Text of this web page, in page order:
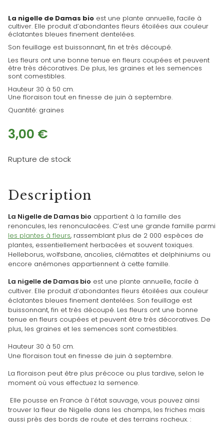
La nigelle de Damas bio est une plante annuelle, facile à
cultiver. Elle produit d’abondantes fleurs étoilées aux couleur
éclatantes bleues finement dentelées.
Son feuillage est buissonnant, fin et très découpé.
Les fleurs ont une bonne tenue en fleurs coupées et peuvent
être très décoratives. De plus, les graines et les semences
sont comestibles.
Hauteur 30 à 50 cm.
Une floraison tout en finesse de juin à septembre.
Quantité: graines
3,00 €
Rupture de stock
Description
La Nigelle de Damas bio appartient à la famille des
renoncules, les renonculacées. C’est une grande famille parmi
les plantes à fleurs, rassemblant plus de 2 000 espèces de
plantes, essentiellement herbacées et souvent toxiques.
Helleborus, wolfsbane, ancolies, clématites et delphiniums ou
encore anémones appartiennent à cette famille.
La nigelle de Damas bio est une plante annuelle, facile à
cultiver. Elle produit d’abondantes fleurs étoilées aux couleur
éclatantes bleues finement dentelées. Son feuillage est
buissonnant, fin et très découpé. Les fleurs ont une bonne
tenue en fleurs coupées et peuvent être très décoratives. De
plus, les graines et les semences sont comestibles.
Hauteur 30 à 50 cm.
Une floraison tout en finesse de juin à septembre.
La floraison peut être plus précoce ou plus tardive, selon le
moment où vous effectuez la semence.
Elle pousse en France à l’état sauvage, vous pouvez ainsi
trouver la fleur de Nigelle dans les champs, les friches mais
aussi près des bords de route et des terrains rocheux. :